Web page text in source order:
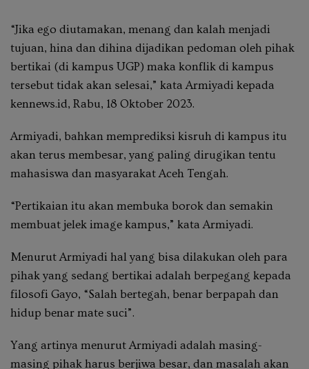
“Jika ego diutamakan, menang dan kalah menjadi
tujuan, hina dan dihina dijadikan pedoman oleh pihak
bertikai (di kampus UGP) maka konflik di kampus
tersebut tidak akan selesai,” kata Armiyadi kepada
kennews.id, Rabu, 18 Oktober 2023.
Armiyadi, bahkan memprediksi kisruh di kampus itu
akan terus membesar, yang paling dirugikan tentu
mahasiswa dan masyarakat Aceh Tengah.
“Pertikaian itu akan membuka borok dan semakin
membuat jelek image kampus,” kata Armiyadi.
Menurut Armiyadi hal yang bisa dilakukan oleh para
pihak yang sedang bertikai adalah berpegang kepada
filosofi Gayo, “Salah bertegah, benar berpapah dan
hidup benar mate suci”.
Yang artinya menurut Armiyadi adalah masing-
masing pihak harus berjiwa besar, dan masalah akan